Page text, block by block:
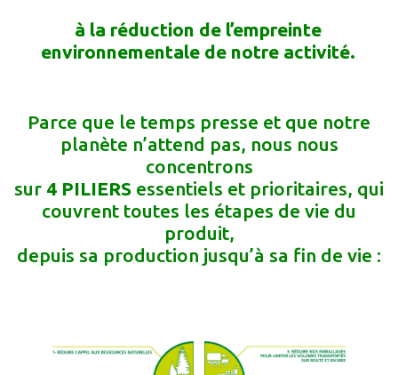
à la réduction de l’empreinte
environnementale de notre activité.
Parce que le temps presse et que notre
planète n’attend pas, nous nous
concentrons
sur 4 PILIERS essentiels et prioritaires, qui
couvrent toutes les étapes de vie du
produit,
depuis sa production jusqu’à sa fin de vie :